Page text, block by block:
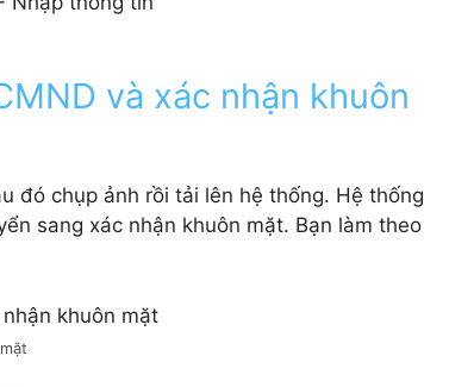
và xác nhận khuôn
đó chụp ảnh rồi tải lên hệ thống. Hệ thống
sang xác nhận khuôn mặt. Bạn làm theo